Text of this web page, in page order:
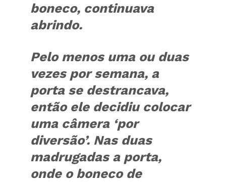
boneco, continuava
abrindo.
Pelo menos uma ou duas
vezes por semana, a
porta se destrancava,
então ele decidiu colocar
uma câmera ‘por
diversão’. Nas duas
madrugadas a porta,
onde o boneco de